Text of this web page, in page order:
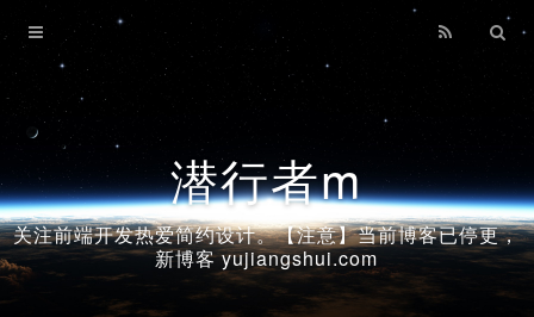
潜行者m
关注前端开发热爱简约设计。【注意】当前博客已停更，
新博客 yujiangshui.com
Home